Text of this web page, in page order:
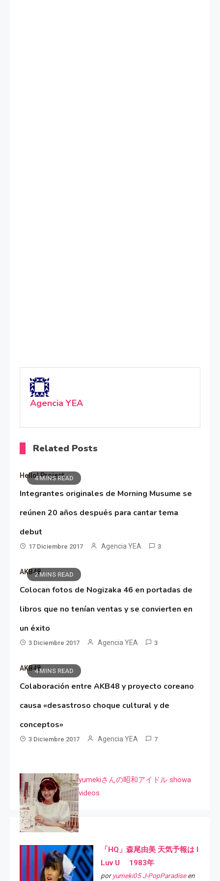
Agencia YEA
Related Posts
4 MINS READ
Hello! Project
Integrantes originales de Morning Musume se
reúnen 20 años después para cantar tema
debut
17 Diciembre 2017 Agencia YEA 3
2 MINS READ
AKB48
Colocan fotos de Nogizaka 46 en portadas de
libros que no tenían ventas y se convierten en
un éxito
3 Diciembre 2017 Agencia YEA 3
4 MINS READ
AKB48
Colaboración entre AKB48 y proyecto coreano
causa «desastroso choque cultural y de
conceptos»
3 Diciembre 2017 Agencia YEA 7
yumekiさんの昭和アイドル showa
videos
「HQ」森尾由美 天気予報は I
Luv U 1983年
por yumeki05 J-PopParadiseen